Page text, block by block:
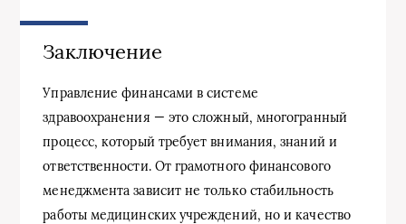
Заключение
Управление финансами в системе
здравоохранения — это сложный, многогранный
процесс, который требует внимания, знаний и
ответственности. От грамотного финансового
менеджмента зависит не только стабильность
работы медицинских учреждений, но и качество